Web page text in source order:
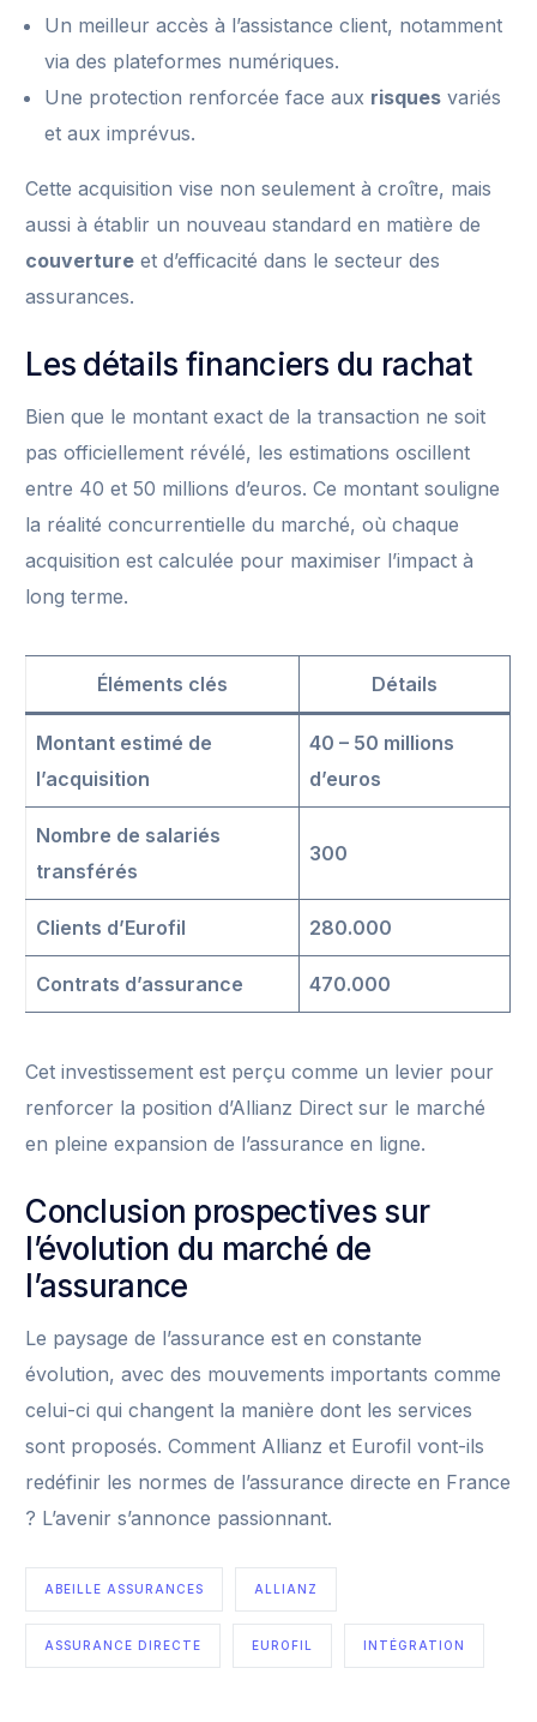
Un meilleur accès à l’assistance client, notamment
via des plateformes numériques.
Une protection renforcée face aux risques variés
et aux imprévus.
Cette acquisition vise non seulement à croître, mais
aussi à établir un nouveau standard en matière de
couverture et d’efficacité dans le secteur des
assurances.
Les détails financiers du rachat
Bien que le montant exact de la transaction ne soit
pas officiellement révélé, les estimations oscillent
entre 40 et 50 millions d’euros. Ce montant souligne
la réalité concurrentielle du marché, où chaque
acquisition est calculée pour maximiser l’impact à
long terme.
Éléments clés Détails
Montant estimé de
l’acquisition
40 – 50 millions
d’euros
Nombre de salariés
transférés
300
Clients d’Eurofil 280.000
Contrats d’assurance 470.000
Cet investissement est perçu comme un levier pour
renforcer la position d’Allianz Direct sur le marché
en pleine expansion de l’assurance en ligne.
Conclusion prospectives sur
l’évolution du marché de
l’assurance
Le paysage de l’assurance est en constante
évolution, avec des mouvements importants comme
celui-ci qui changent la manière dont les services
sont proposés. Comment Allianz et Eurofil vont-ils
redéfinir les normes de l’assurance directe en France
? L’avenir s’annonce passionnant.
ABEILLE ASSURANCES ALLIANZ
ASSURANCE DIRECTE EUROFIL INTÉGRATION